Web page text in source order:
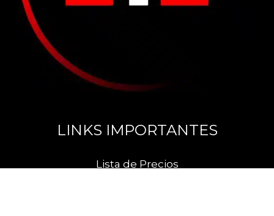
LINKS IMPORTANTES
Lista de Precios